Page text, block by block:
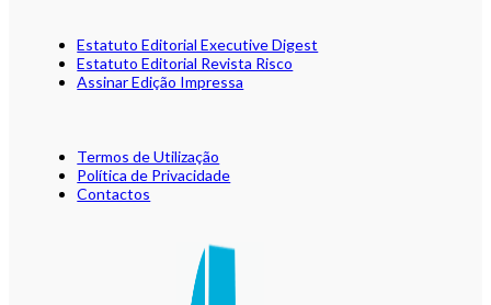
Estatuto Editorial Executive Digest
Estatuto Editorial Revista Risco
Assinar Edição Impressa
Termos de Utilização
Política de Privacidade
Contactos